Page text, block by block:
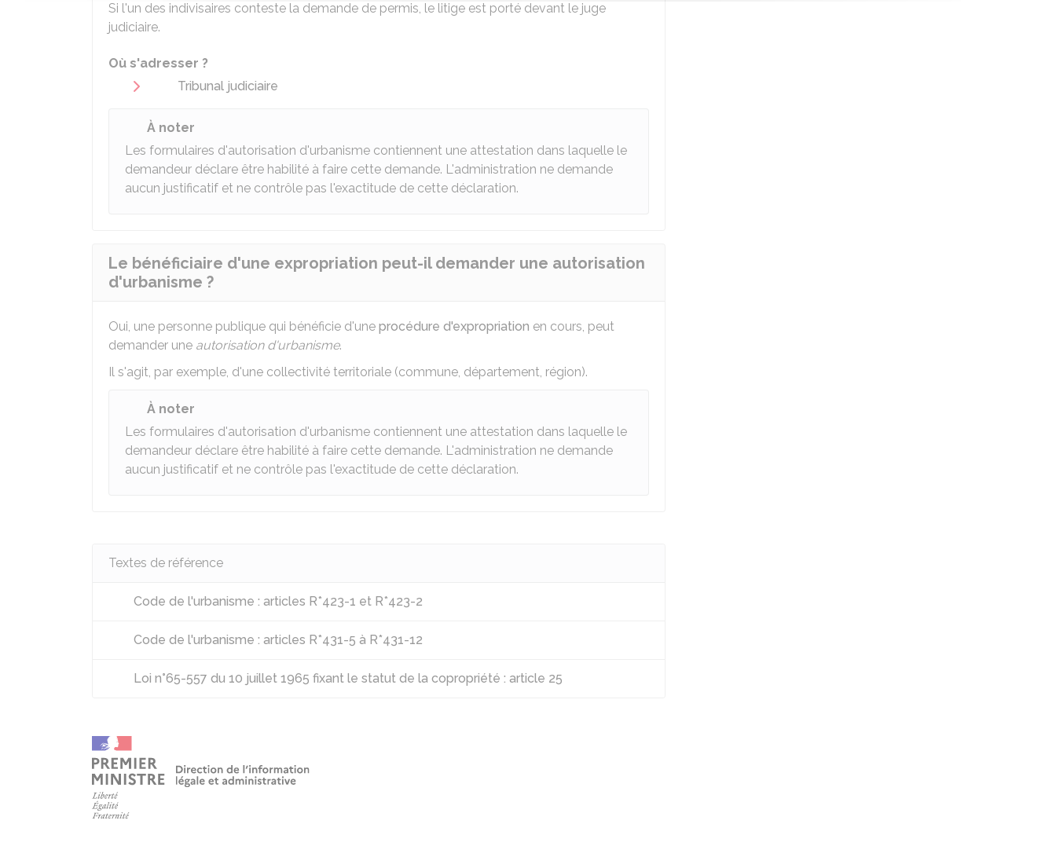
Si l'un des indivisaires conteste la demande de permis, le litige est porté devant le juge
judiciaire.
Où s'adresser ?
Tribunal judiciaire
À noter
Les formulaires d'autorisation d'urbanisme contiennent une attestation dans laquelle le
demandeur déclare être habilité à faire cette demande. L'administration ne demande
aucun justificatif et ne contrôle pas l'exactitude de cette déclaration.
Le bénéficiaire d'une expropriation peut-il demander une autorisation
d'urbanisme ?
Oui, une personne publique qui bénéficie d'une procédure d'expropriation en cours, peut
demander une autorisation d'urbanisme.
Il s'agit, par exemple, d'une collectivité territoriale (commune, département, région).
À noter
Les formulaires d'autorisation d'urbanisme contiennent une attestation dans laquelle le
demandeur déclare être habilité à faire cette demande. L'administration ne demande
aucun justificatif et ne contrôle pas l'exactitude de cette déclaration.
Textes de référence
Code de l'urbanisme : articles R*423-1 et R*423-2
Code de l'urbanisme : articles R*431-5 à R*431-12
Loi n°65-557 du 10 juillet 1965 fixant le statut de la copropriété : article 25